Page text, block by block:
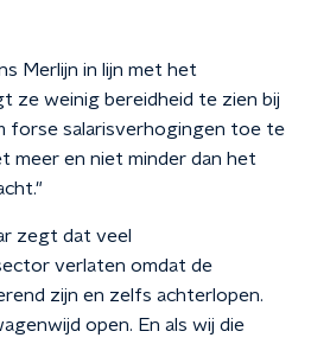
Merlijn in lijn met het
ze weinig bereidheid te zien bij
forse salarisverhogingen toe te
meer en niet minder dan het
zegt dat veel
verlaten omdat de
zijn en zelfs achterlopen.
open. En als wij die